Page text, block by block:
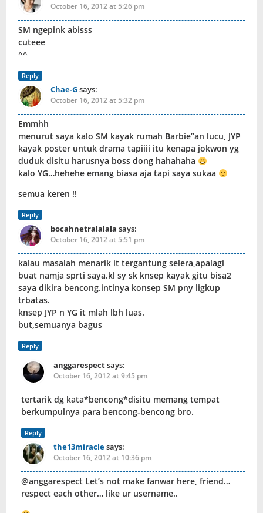
October 16, 2012 at 5:26 pm
SM ngepink abisss
cuteee
^^
Reply
Chae-Gsays:
October 16, 2012 at 5:32 pm
Emmhh
menurut saya kalo SM kayak rumah Barbie”an lucu, JYP
kayak poster untuk drama tapiiii itu kenapa jokwon yg
duduk disitu harusnya boss dong hahahaha
kalo YG…hehehe emang biasa aja tapi saya sukaa
semua keren !!
Reply
bocahnetralalala says:
October 16, 2012 at 5:51 pm
kalau masalah menarik it tergantung selera,apalagi
buat namja sprti saya.kl sy sk knsep kayak gitu bisa2
saya dikira bencong.intinya konsep SM pny ligkup
trbatas.
knsep JYP n YG it mlah lbh luas.
but,semuanya bagus
Reply
anggarespectsays:
October 16, 2012 at 9:45 pm
tertarik dg kata*bencong*disitu memang tempat
berkumpulnya para bencong-bencong bro.
Reply
the13miraclesays:
October 16, 2012 at 10:36 pm
@anggarespect Let’s not make fanwar here, friend…
respect each other… like ur username..